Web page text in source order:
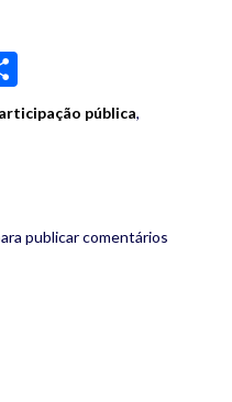
pública,
publicar comentários